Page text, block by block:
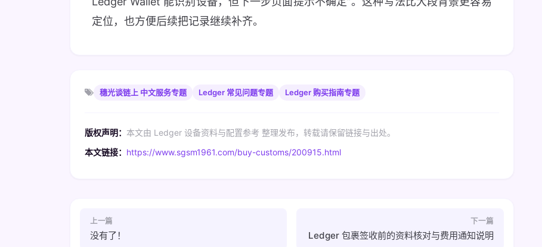
定位，也方便后续把记录继续补齐。
穗光谈链上 中文服务专题 Ledger 常见问题专题 Ledger 购买指南专题
版权声明： 本文由 Ledger 设备资料与配置参考 整理发布，转载请保留链接与出处。
本文链接： https://www.sgsm1961.com/buy-customs/200915.html
上一篇
没有了！
下一篇
Ledger 包裹签收前的资料核对与费用通知说明